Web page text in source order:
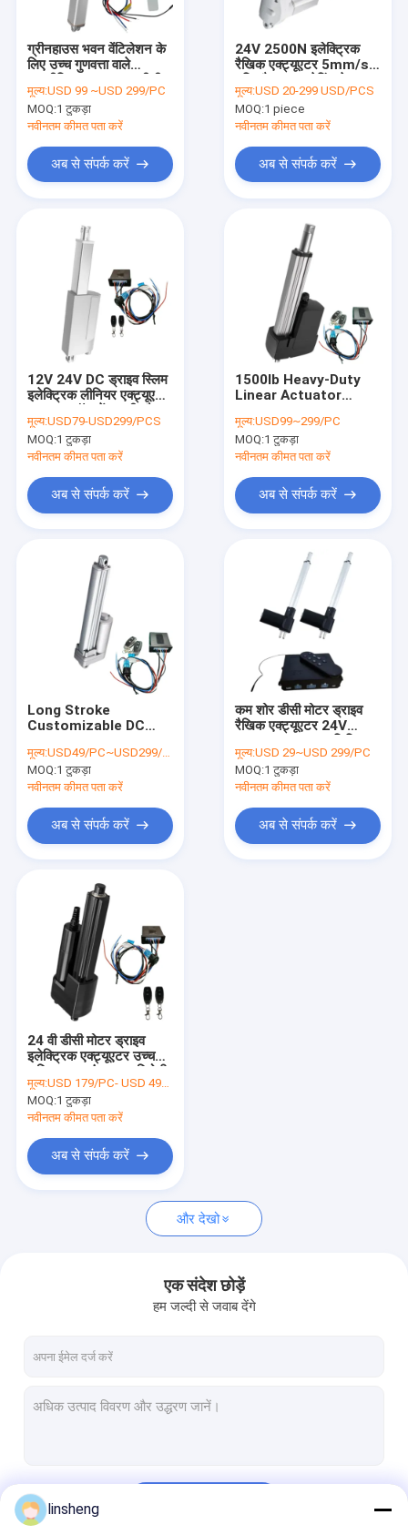
उत्पादों
हमारे बारे में
कारखाना भ्रमण
संपर्क करें
समाचार
एक उद्धरण की विनती करे
रैखिक एक्ट्यूएटर नियंत्रक
इलेक्ट्रिक लीनियर एक्चुएटर्स
हैवी ड्यूटी लीनियर एक्चुएटर्स
लिफ्टिंग कॉलम एक्ट्यूएटर
ट्यूबलर लीनियर एक्चुएटर्स
ट्रक पार्किंग सेंसर
ट्रक रियर व्यू कैमरा सिस्टम
सेंट्रल लॉकिंग एक्चुएटर्स
वाहन सुरक्षा अलार्म सिस्टम
ग्रीनहाउस भवन वेंटिलेशन के
लिए उच्च गुणवत्ता वाले
24V 3000N IP66
मूल्य:USD 99 ~USD 299/PC
MOQ:1 टुकड़ा
नवीनतम कीमत पता करें
अब से संपर्क करें
24V 2500N इलेक्ट्रिक
रैखिक एक्ट्यूएटर 5mm/s
मूल्य:USD 20-299 USD/PCS
MOQ:1 piece
नवीनतम कीमत पता करें
अब से संपर्क करें
12V 24V DC ड्राइव स्लिम
इलेक्ट्रिक लीनियर एक्ट्यूएटर
IP66
मूल्य:USD79-USD299/PCS
MOQ:1 टुकड़ा
नवीनतम कीमत पता करें
अब से संपर्क करें
1500lb Heavy-Duty
Linear Actuator
Rugged Industrial
Electric Cylinder
मूल्य:USD99~299/PC
MOQ:1 टुकड़ा
नवीनतम कीमत पता करें
अब से संपर्क करें
Long Stroke
Customizable DC
Outdoor 350kg Light
Industrial Use
मूल्य:USD49/PC~USD299/PC
MOQ:1 टुकड़ा
नवीनतम कीमत पता करें
अब से संपर्क करें
कम शोर डीसी मोटर ड्राइव
रैखिक एक्ट्यूएटर 24V
स्विच के साथ
मूल्य:USD 29~USD 299/PC
MOQ:1 टुकड़ा
नवीनतम कीमत पता करें
अब से संपर्क करें
24 वी डीसी मोटर ड्राइव
इलेक्ट्रिक एक्ट्यूएटर उच्च
w/ मैनुअल ड्राइव
मूल्य:USD 179/PC- USD 499/PC
MOQ:1 टुकड़ा
नवीनतम कीमत पता करें
अब से संपर्क करें
और देखो
एक संदेश छोड़ें
हम जल्दी से जवाब देंगे
linsheng